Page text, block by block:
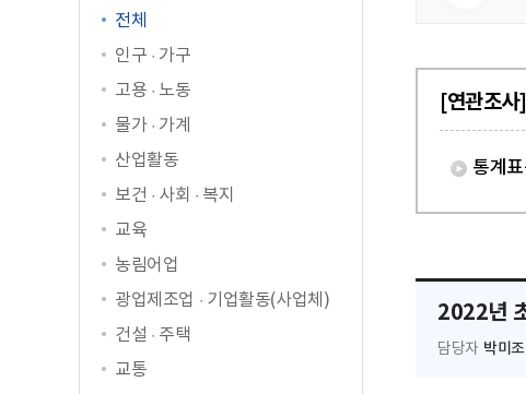
전체
인구 · 가구
고용 · 노동
물가 · 가계
산업활동
보건 · 사회 · 복지
교육
농림어업
광업제조업 · 기업활동(사업체)
건설 · 주택
교통
[연관조사]
통계
2022년
담당자 박미조